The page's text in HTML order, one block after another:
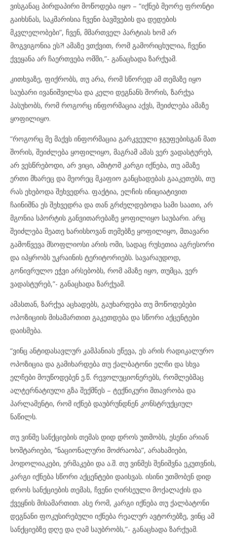
ვისგანაც პირდაპირი მოწოდება იყო – “იქნებ მეორე ფრონტი
გაიხსნას, საკმარისია ჩვენი ბავშვების და დედების
მკვლელობები”, ჩვენ, მმართველ პარტიას ხომ არ
მოგვიგონია ეს?! ამაზე ვთქვით, რომ გამორიცხულია, ჩვენი
ქვეყანა არ ჩაერთვება ომში,”- განაცხადა ზარქუამ.
კითხვაზე, ფიქრობს, თუ არა, რომ სწორედ ამ თემაზე იყო
საუბარი ივანიშვილსა და კელი დეგნანს შორის, ზარქუა
პასუხობს, რომ როგორც ინფორმაცია აქვს, შეიძლება ამაზე
ყოფილიყო.
“როგორც მე მაქვს ინფორმაცია გარკვეული ჯგუფებისგან მათ
შორის, შეიძლება ყოფილიყო, მაგრამ ამას ვერ ვადასტურებ,
არ ვესწრებოდი, არ ვიცი, ამიტომ კარგი იქნება, თუ ამაზე
ერთი მხარეც და მეორეც მკაფიო განცხადებას გააკეთებს, თუ
რას ეხებოდა შეხვედრა. ფაქტია, ელჩის ინიციატივით
ჩაინიშნა ეს შეხვედრა და თან გრძელდებოდა სამი საათი, არ
მგონია სპორტის განვითარებაზე ყოფილიყო საუბარი. არც
შეიძლება მეათე ხარისხოვან თემებზე ყოფილიყო, მთავარი
გამოწვევა მსოფლიოსი არის ომი, სადაც რუსეთია აგრესორი
და იპყრობს უკრაინის ტერიტორიებს. სავარაუდოდ,
გონივრულო ეჭვი არსებობს, რომ ამაზე იყო, თუმცა, ვერ
ვადასტურებ,”- განაცხადა ზარქუამ.
ამასთან, ზარქუა აცხადებს, გაუხარდება თუ მოწოდებები
ოპოზიციის მისამართით გაკეთდება და სწორი აქცენტები
დაისმება.
“ვინც ანტიდასავლურ კამპანიას ეწევა, ეს არის რადიკალურო
ოპოზიცია და გამიხარდება თუ ქალბატონი ელჩი და სხვა
ელჩები მოუწოდებენ ე.წ. რევოლუციონერებს, რომლებმაც
ალტერნატიული გზა შექმნეს – ტექნიკური მთავრობა და
პარლამენტი, რომ იქნებ დაუბრუნდნენ კონსტრუქციულ
ნაწილს.
თუ ვინმე სანქციების თემას დიდ დროს უთმობს, ესენი არიან
ხოშტარიები, “ნაციონალური მოძრაობა”, არახამიები,
პოდოლიაკები, ერმაკები და ა.შ. თუ ვინმეს შენიშვნა ეკუთვნის,
კარგი იქნება სწორი აქცენტები დაისვას. ისინი უთმობენ დიდ
დროს სანქციების თემას, ჩვენი ღირსეული მოქალაქის და
ქვეყნის მისამართით. ასე რომ, კარგი იქნება თუ ქალბატონი
დეგნანი ფოკუსირებული იქნება რეალურ ავტორებზე, ვინც ამ
სანქციებზე დღე და ღამ საუბრობს,”- განაცხადა ზარქუამ.